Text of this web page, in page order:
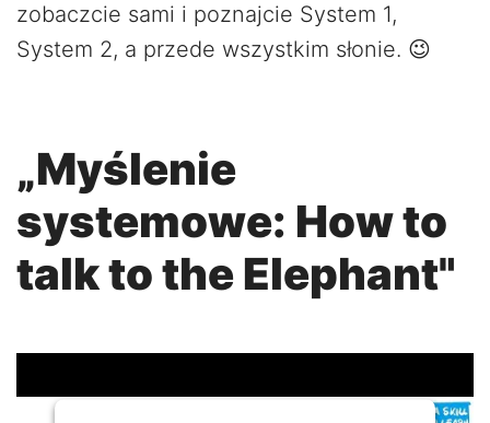
zobaczcie sami i poznajcie System 1,
System 2, a przede wszystkim słonie. 😉
„Myślenie
systemowe: How to
talk to the Elephant"